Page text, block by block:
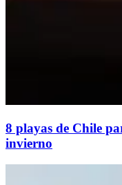
8 playas de Chile
invierno